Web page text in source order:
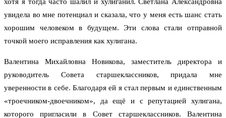
хотя я тогда часто шалил и хулиганил. Светлана Александровна
увидела во мне потенциал и сказала, что у меня есть шанс стать
хорошим человеком в будущем. Эти слова стали отправной
точкой моего исправления как хулигана.
Валентина Михайловна Новикова, заместитель директора и
руководитель Совета старшеклассников, придала мне
уверенности в себе. Благодаря ей я стал первым и единственным
«троечником-двоечником», да ещё и с репутацией хулигана,
которого пригласили в Совет старшеклассников. Валентина